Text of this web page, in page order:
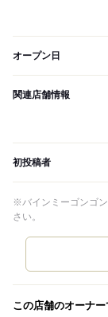
オープン日
関連店舗情報
初投稿者
※バインミーゴンゴ
さい。
この店舗のオーナー